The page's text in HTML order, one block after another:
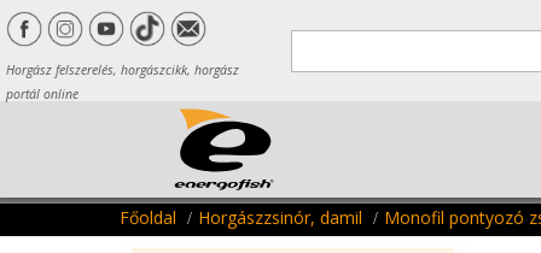
Horgász felszerelés, horgászcikk, horgász
portál online
Főoldal Horgászzsinór, damil Monofil pontyozó